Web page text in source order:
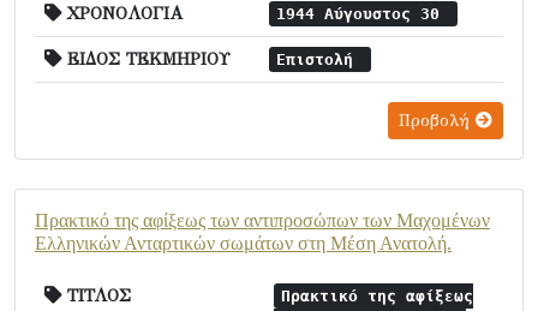
ΧΡΟΝΟΛΟΓΙΑ 1944 Αύγουστος 30
ΕΙΔΟΣ ΤΕΚΜΗΡΙΟΥ Επιστολή
Προβολή
Πρακτικό της αφίξεως των αντιπροσώπων των Μαχομένων
Ελληνικών Ανταρτικών σωμάτων στη Μέση Ανατολή.
ΤΙΤΛΟΣ
Πρακτικό της αφίξεως